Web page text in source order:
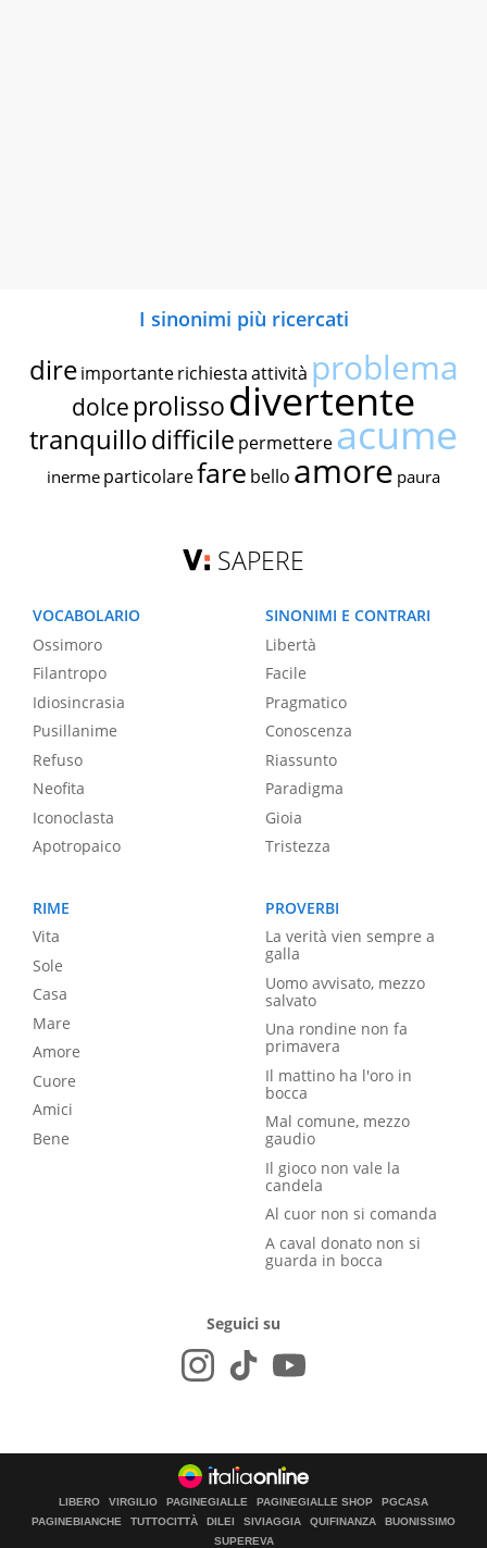
I sinonimi più ricercati
dire importante richiestaattività problema
dolce prolissodivertente
tranquillodifficile permettereacume
inerme particolarefare bello amore paura
SAPERE
VOCABOLARIO
Ossimoro
Filantropo
Idiosincrasia
Pusillanime
Refuso
Neofita
Iconoclasta
Apotropaico
SINONIMI E CONTRARI
Libertà
Facile
Pragmatico
Conoscenza
Riassunto
Paradigma
Gioia
Tristezza
RIME
Vita
Sole
Casa
Mare
Amore
Cuore
Amici
Bene
PROVERBI
La verità vien sempre a
galla
Uomo avvisato, mezzo
salvato
Una rondine non fa
primavera
Il mattino ha l'oro in
bocca
Mal comune, mezzo
gaudio
Il gioco non vale la
candela
Al cuor non si comanda
A caval donato non si
guarda in bocca
Seguici su
LIBERO VIRGILIO PAGINEGIALLE PAGINEGIALLE SHOP
PGCASA
PAGINEBIANCHE
TUTTOCITTÀ DILEI SIVIAGGIA QUIFINANZA
BUONISSIMO
SUPEREVA